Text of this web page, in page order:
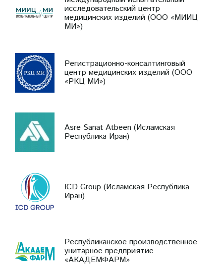
исследовательский центр
медицинских изделий (ООО «МИИЦ
МИ»)
Регистрационно-консалтинговый
центр медицинских изделий (ООО
«РКЦ МИ»)
Asre Sanat Atbeen (Исламская
Республика Иран)
ICD Group (Исламская Республика
Иран)
Республиканское производственное
унитарное предприятие
«АКАДЕМФАРМ»